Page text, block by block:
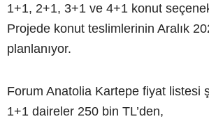
1+1, 2+1, 3+1 ve 4+1 konut
Projede konut teslimlerinin Aralık
planlanıyor.
Forum Anatolia Kartepe fiyat listesi
1+1 daireler 250 bin TL’den,